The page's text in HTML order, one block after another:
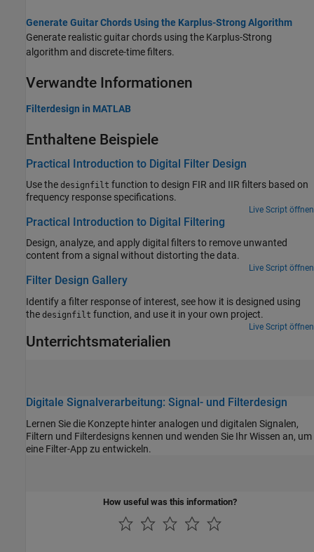
Generate Guitar Chords Using the Karplus-Strong Algorithm
Generate realistic guitar chords using the Karplus-Strong
algorithm and discrete-time filters.
Verwandte Informationen
Filterdesign in MATLAB
Enthaltene Beispiele
Practical Introduction to Digital Filter Design
Use the designfilt function to design FIR and IIR filters based on
frequency response specifications.
Live Script öffnen
Practical Introduction to Digital Filtering
Design, analyze, and apply digital filters to remove unwanted
content from a signal without distorting the data.
Live Script öffnen
Filter Design Gallery
Identify a filter response of interest, see how it is designed using
the designfilt function, and use it in your own project.
Live Script öffnen
Unterrichtsmaterialien
Digitale Signalverarbeitung: Signal- und Filterdesign
Lernen Sie die Konzepte hinter analogen und digitalen Signalen,
Filtern und Filterdesigns kennen und wenden Sie Ihr Wissen an, um
eine Filter-App zu entwickeln.
How useful was this information?